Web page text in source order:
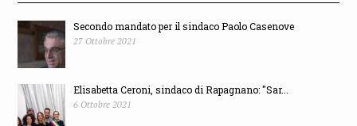
Secondo mandato per il sindaco Paolo Casenove
27 Ottobre 2021
Elisabetta Ceroni, sindaco di Rapagnano: "Sar...
6 Ottobre 2021